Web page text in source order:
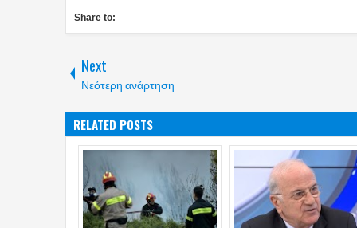
Share to:
Next
Νεότερη ανάρτηση
RELATED POSTS